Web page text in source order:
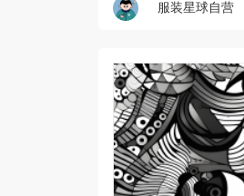
服装星球自营